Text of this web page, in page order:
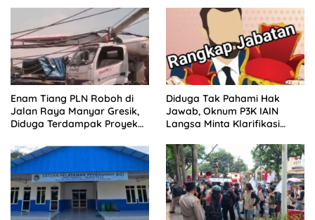
Enam Tiang PLN Roboh di
Jalan Raya Manyar Gresik,
Diduga Terdampak Proyek
Diduga Tak Pahami Hak
Jawab, Oknum P3K IAIN
Langsa Minta Klarifikasi